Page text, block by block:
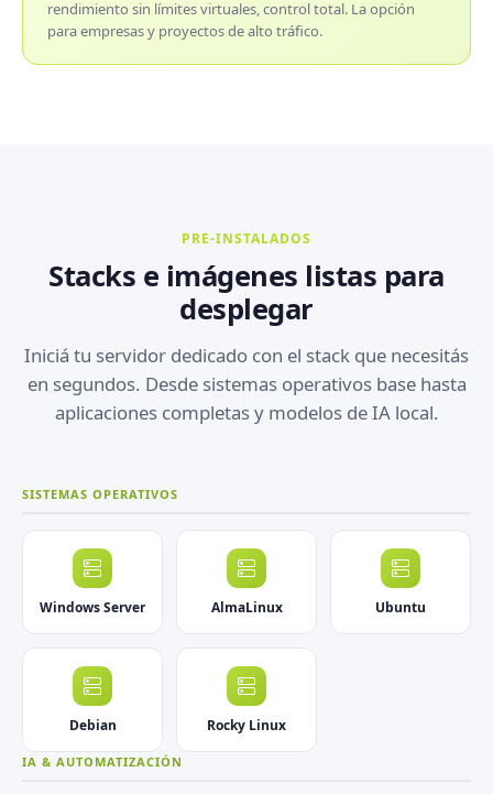
rendimiento sin límites virtuales, control total. La opción
para empresas y proyectos de alto tráfico.
PRE-INSTALADOS
Stacks e imágenes listas para
desplegar
Iniciá tu servidor dedicado con el stack que necesitás
en segundos. Desde sistemas operativos base hasta
aplicaciones completas y modelos de IA local.
SISTEMAS OPERATIVOS
Windows Server AlmaLinux Ubuntu
Debian Rocky Linux
IA & AUTOMATIZACIÓN